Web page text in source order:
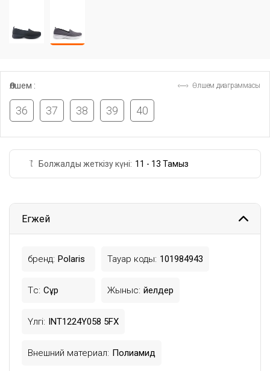
Өлшем : Өлшем диаграммасы
36 37 38 39 40
Болжалды жеткізу күні: 11 - 13 Тамыз
Егжей
бренд: Polaris Тауар коды: 101984943
Түс: Сұр Жыныс: Әйелдер
Үлгі: INT1224Y058 5FX
Внешний материал: Полиамид